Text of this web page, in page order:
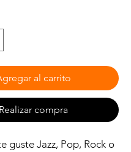
al carrito
Realizar compra
guste Jazz, Pop, Rock o